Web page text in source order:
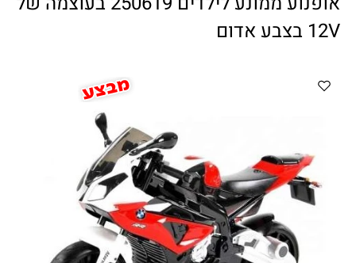
ווטצאפ (הודעות בלבד):
052-8059900
מענה טלפוני: 04-8411075
בין השעות 9:00-17:00
באתר
citysport1@013.net
citysport2@013.net
12V בצבע אדום